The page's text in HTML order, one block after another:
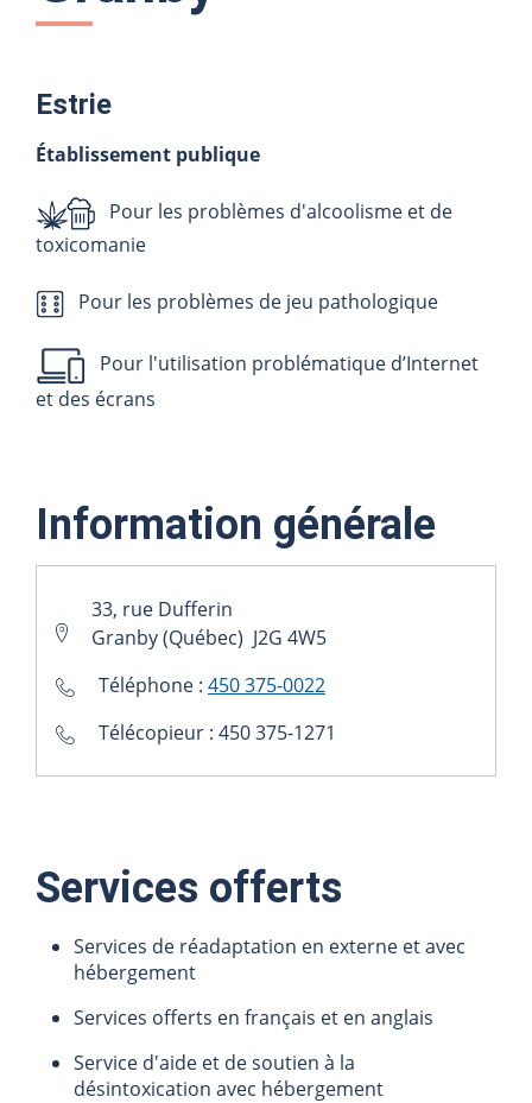
Estrie
Établissement publique
Pour les problèmes d'alcoolisme et de
toxicomanie
Pour les problèmes de jeu pathologique
Pour l'utilisation problématique d’Internet
et des écrans
Information générale
33, rue Dufferin
Granby (Québec) J2G 4W5
Téléphone : 450 375-0022
Télécopieur : 450 375-1271
Services offerts
Services de réadaptation en externe et avec
hébergement
Services offerts en français et en anglais
Service d'aide et de soutien à la
désintoxication avec hébergement